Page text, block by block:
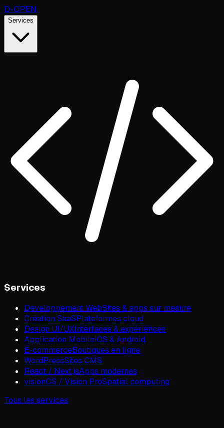
D-OPEN
Services
Services
Développement WebSites & apps sur mesure
Création SaaSPlateformes cloud
Design UI/UXInterfaces & expériences
Application MobileiOS & Android
E-commerceBoutiques en ligne
WordPressSites CMS
React / Next.jsApps modernes
visionOS / Vision ProSpatial computing
Tous les services